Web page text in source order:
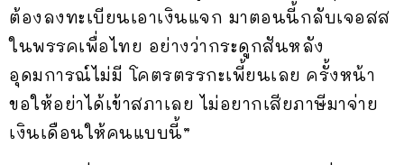
ต้องลงทะเบียนเอาเงินแจก มาตอนนี้กลับเจอสส
ในพรรคเพื่อไทย อย่างว่ากระดูกสันหลัง
อุดมการณ์ไม่มี โคตรตรรกะเพี้ยนเลย ครั้งหน้า
ขอให้อย่าได้เข้าสภาเลย ไม่อยากเสียภาษีมาจ่าย
เงินเดือนให้คนแบบนี้”